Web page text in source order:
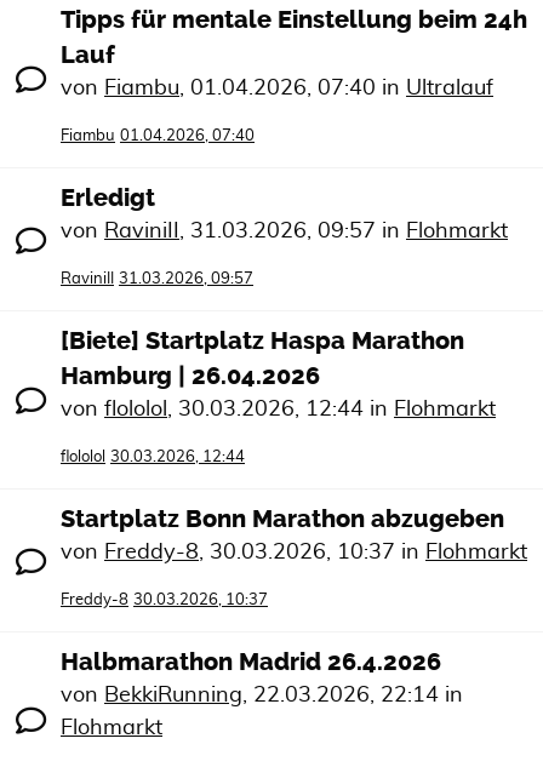
Tipps für mentale Einstellung beim 24h
Lauf
von Fiambu, 01.04.2026, 07:40 in Ultralauf
Fiambu 01.04.2026, 07:40
Erledigt
von RaviniII , 31.03.2026, 09:57 in Flohmarkt
RaviniII 31.03.2026, 09:57
[Biete] Startplatz Haspa Marathon
Hamburg | 26.04.2026
von flololol , 30.03.2026, 12:44 in Flohmarkt
flololol 30.03.2026, 12:44
Startplatz Bonn Marathon abzugeben
von Freddy-8, 30.03.2026, 10:37 in Flohmarkt
Freddy-8 30.03.2026, 10:37
Halbmarathon Madrid 26.4.2026
von BekkiRunning, 22.03.2026, 22:14 in
Flohmarkt